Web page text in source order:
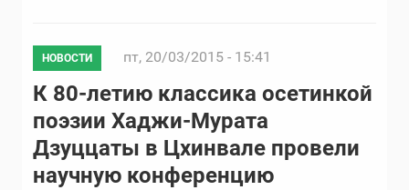
НОВОСТИ пт, 20/03/2015 - 15:41
К 80-летию классика осетинкой
поэзии Хаджи-Мурата
Дзуццаты в Цхинвале провели
научную конференцию